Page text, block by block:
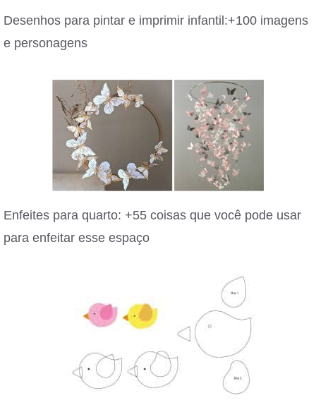
Desenhos para pintar e imprimir infantil:+100 imagens
e personagens
Enfeites para quarto: +55 coisas que você pode usar
para enfeitar esse espaço